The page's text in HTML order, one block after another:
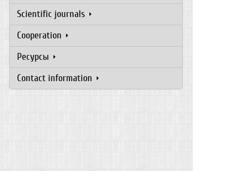
Scientific journals
Cooperation
Ресурсы
Contact information